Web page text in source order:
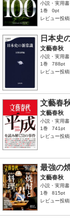
小説・実用
1巻
0pt
レビュー投
日本史
文藝春秋
小説・実用
1巻
788pt
レビュー投
文藝春
文藝春秋
小説・実用
1巻
741pt
レビュー投
最強の
文藝春秋
小説・実用
1巻
815pt
レビュー投